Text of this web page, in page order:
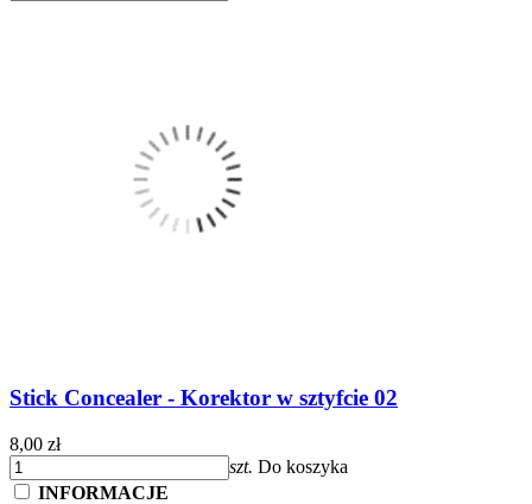
Stick Concealer - Korektor w sztyfcie 02
8,00 zł
szt. Do koszyka
INFORMACJE